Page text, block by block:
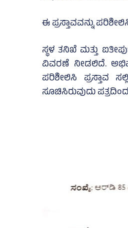
ಈ ಪ್ರಸ್ತಾವವನ್ನು
ಸ್ಥಳ ತನಿಖೆ ಮತ್ತು
ವಿವರಣೆ ನೀಡಲಿದೆ.
ಪರಿಶೀಲಿಸಿ ಪ್ರಸ್ತಾವ
ಸೂಚಿಸಿರುವುದು